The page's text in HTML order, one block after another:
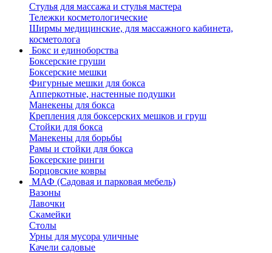
Стулья для массажа и стулья мастера
Тележки косметологические
Ширмы медицинские, для массажного кабинета,
косметолога
Бокс и единоборства
Боксерские груши
Боксерские мешки
Фигурные мешки для бокса
Апперкотные, настенные подушки
Манекены для бокса
Крепления для боксерских мешков и груш
Стойки для бокса
Манекены для борьбы
Рамы и стойки для бокса
Боксерские ринги
Борцовские ковры
МАФ (Садовая и парковая мебель)
Вазоны
Лавочки
Скамейки
Столы
Урны для мусора уличные
Качели садовые